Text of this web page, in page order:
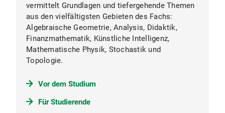
vermittelt Grundlagen und tiefergehende Themen
aus den vielfältigsten Gebieten des Fachs:
Algebraische Geometrie, Analysis, Didaktik,
Finanzmathematik, Künstliche Intelligenz,
Mathematische Physik, Stochastik und
Topologie.
Vor dem Studium
Für Studierende